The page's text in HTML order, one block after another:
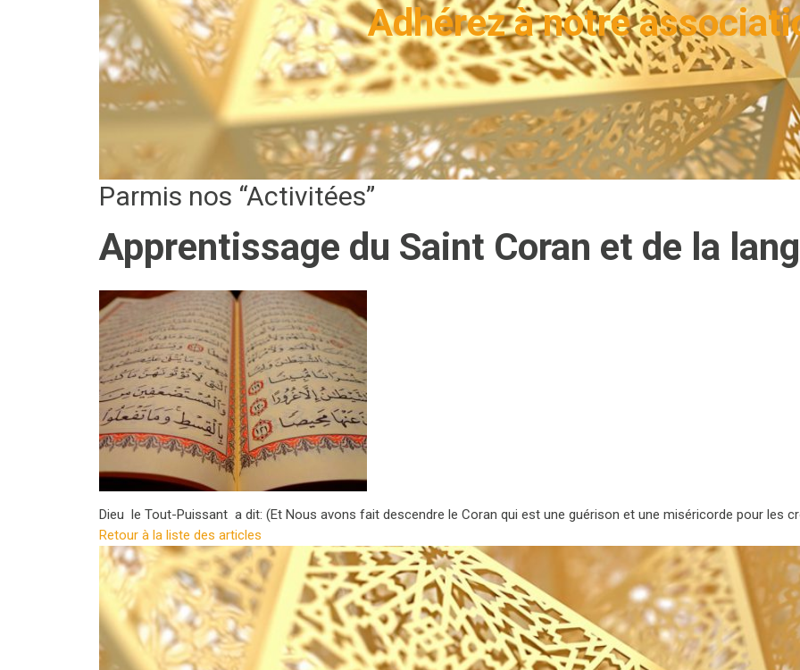
Adhérez à notre
Parmis nos “Activitées”
Apprentissage du Saint Coran et de la
Dieu le Tout-Puissant a dit: (Et Nous avons fait descendre le Coran qui est une guérison et une miséricorde pour les
Retour à la liste des articles